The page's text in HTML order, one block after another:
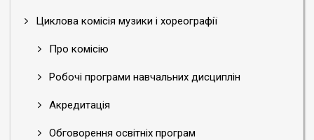
Циклова комісія музики і хореографії
Про комісію
Робочі програми навчальних дисциплін
Акредитація
Обговорення освітніх програм